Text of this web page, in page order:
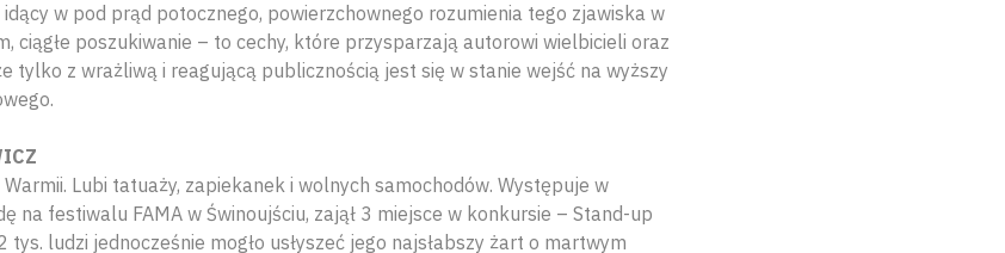
w pod prąd potocznego, powierzchownego rozumienia tego zjawiska w
ciągłe poszukiwanie – to cechy, które przysparzają autorowi wielbicieli oraz
tylko z wrażliwą i reagującą publicznością jest się w stanie wejść na wyższy
Lubi tatuaży, zapiekanek i wolnych samochodów. Występuje w
na festiwalu FAMA w Świnoujściu, zajął 3 miejsce w konkursie – Stand-up
tys. ludzi jednocześnie mogło usłyszeć jego najsłabszy żart o martwym